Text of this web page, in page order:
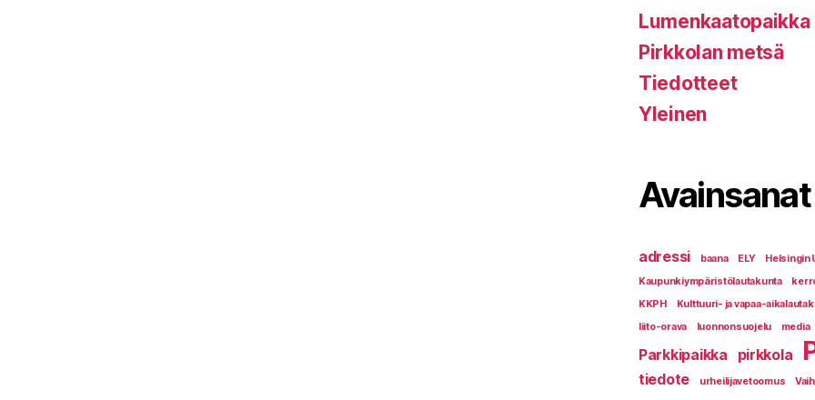
Lumenkaatopaikka
Pirkkolan metsä
Tiedotteet
Yleinen
Avainsanat
adressi baana ELY Helsingin
Kaupunkiympäristölautakunta
KKPH
Kulttuuri- ja vapaa-
liito-orava luonnonsuojelu media
Parkkipaikka pirkkola
tiedote urheilijavetoomus